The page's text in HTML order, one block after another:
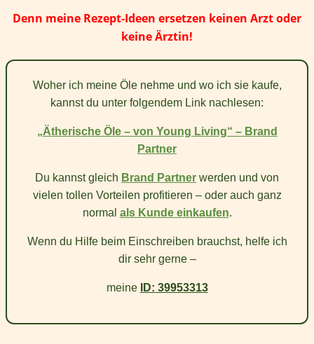
Denn meine Rezept-Ideen ersetzen keinen Arzt oder
keine Ärztin!
Woher ich meine Öle nehme und wo ich sie kaufe,
kannst du unter folgendem Link nachlesen:
„Ätherische Öle – von Young Living“ – Brand
Partner
Du kannst gleich Brand Partner werden und von
vielen tollen Vorteilen profitieren – oder auch ganz
normal als Kunde einkaufen.
Wenn du Hilfe beim Einschreiben brauchst, helfe ich
dir sehr gerne –
meine ID: 39953313